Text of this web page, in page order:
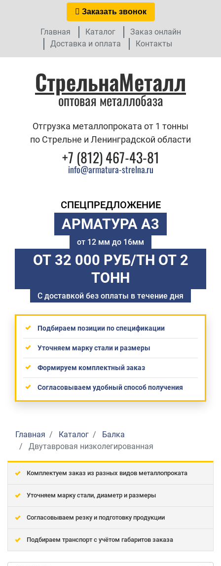
Заказать звонок
Главная Каталог
Заказ онлайн
Доставка и оплата
Контакты
СтрельнаМеталл
оптовая металлобаза
Отгрузка металлопроката от 1 тонны
по Стрельне и Ленинградской области
+7 (812) 467-43-81
info@armatura-strelna.ru
СПЕЦПРЕДЛОЖЕНИЕ
АРМАТУРА А3
от 12 мм до 16мм
ОТ 32 000 РУБ/ТН ОТ 2
ТОНН
С доставкой без оплаты в течение дня
Подбираем позиции по спецификации
Уточняем марку стали и размеры
Формируем комплектный заказ
Согласовываем удобный способ получения
Главная Каталог
Балка
Двутавровая низколегированная
Комплектуем заказ из разных видов металлопроката
Уточняем марку стали, диаметр и размеры
Согласовываем резку и подготовку продукции
Подбираем транспорт с учётом габаритов заказа